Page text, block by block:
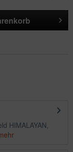
HIMALAYAN,